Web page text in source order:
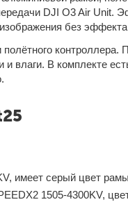
DJI O3 Air Unit.
без
контроллера.
и влаги. В комплекте
имеет серый цвет
1505-4300KV,